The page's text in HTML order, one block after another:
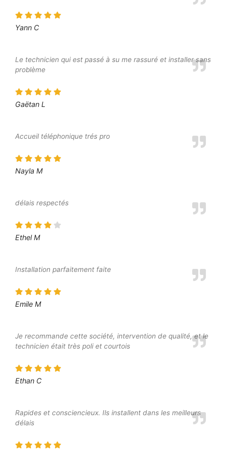
Yann C
Le technicien qui est passé à su me rassuré et installer sans
problème
Gaëtan L
Accueil téléphonique trés pro
Nayla M
délais respectés
Ethel M
Installation parfaitement faite
Emile M
Je recommande cette société, intervention de qualité, et le
technicien était très poli et courtois
Ethan C
Rapides et consciencieux. Ils installent dans les meilleurs
délais